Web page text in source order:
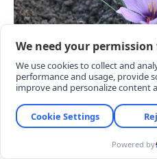
TARLALAR
GÖRÜYOR